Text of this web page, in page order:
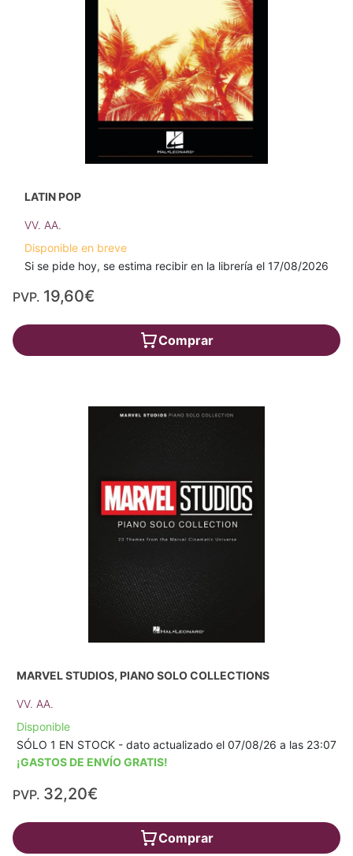
LATIN POP
VV. AA.
Disponible en breve
Si se pide hoy, se estima recibir en la librería el 17/08/2026
PVP. 19,60€
Comprar
MARVEL STUDIOS, PIANO SOLO COLLECTIONS
VV. AA.
Disponible
SÓLO 1 EN STOCK - dato actualizado el 07/08/26 a las 23:07
¡GASTOS DE ENVÍO GRATIS!
PVP. 32,20€
Comprar